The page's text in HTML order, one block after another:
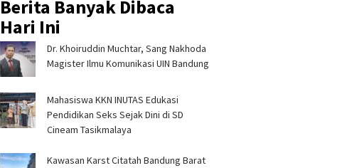
Silaturahmi ke Ponpes Baitul
Hikmah, Kapolres
Tasikmalaya Minta Dukungan
Ulama Jaga Keamanan
Pertamina Patra Niaga, PLN
Nusantara Power UP
bagi Anak Penyintas Gempa
di Sigi
Berita Banyak Dibaca
Hari Ini
Dr. Khoiruddin Muchtar, Sang Nakhoda
Magister Ilmu Komunikasi UIN Bandung
Mahasiswa KKN INUTAS Edukasi
Pendidikan Seks Sejak Dini di SD
Cineam Tasikmalaya
Kawasan Karst Citatah Bandung Barat